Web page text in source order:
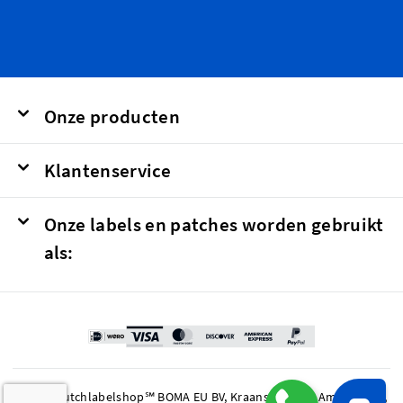
Onze producten
Klantenservice
Onze labels en patches worden gebruikt
als:
© 2026 Dutchlabelshop℠ BOMA EU BV, Kraanspoor 50, Amsterdam,